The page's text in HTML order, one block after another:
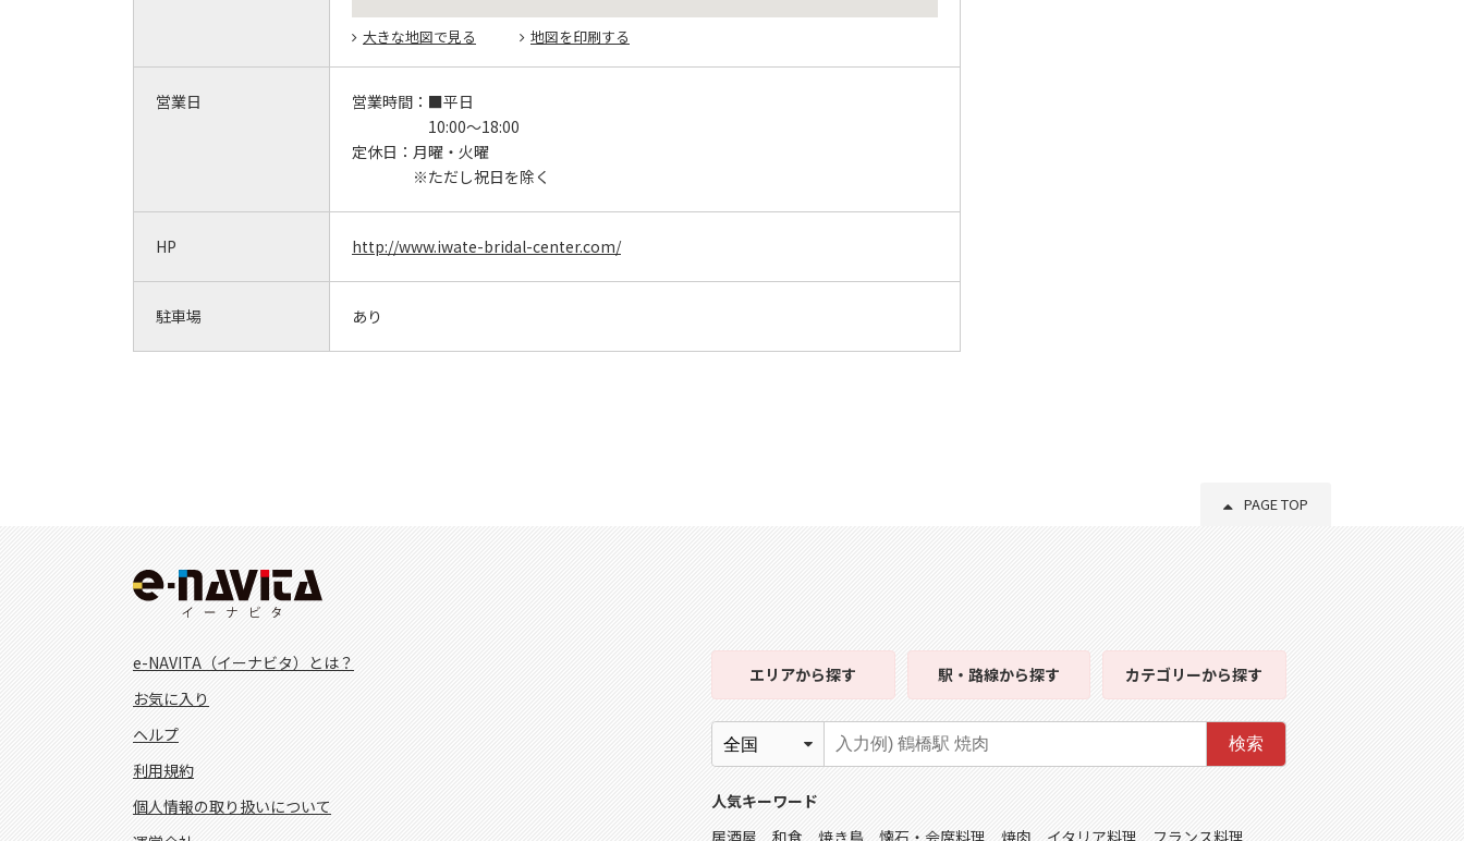
大きな地図で見る 地図を印刷する
営業日 営業時間： ■平日
10:00～18:00
定休日： 月曜・火曜
※ただし祝日を除く
HP http://www.iwate-bridal-center.com/
駐車場 あり
PAGE TOP
e-NAVITA（イーナビタ）とは？
お気に入り
ヘルプ
利用規約
個人情報の取り扱いについて
エリアから探す 駅・路線から探す カテゴリーから探す
検索
人気キーワード
居酒屋
和食 焼き鳥 懐石・会席料理 焼肉 イタリア料理 フランス料理